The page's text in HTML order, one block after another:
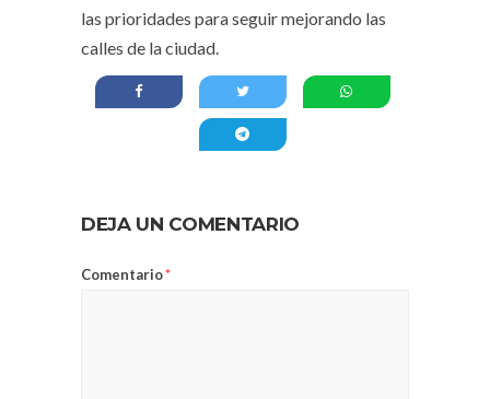
las prioridades para seguir mejorando las
calles de la ciudad.
DEJA UN COMENTARIO
Comentario*